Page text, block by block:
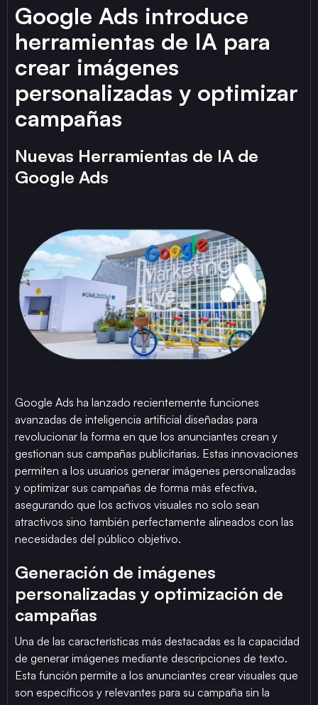
Google Ads introduce
herramientas de IA para
crear imágenes
personalizadas y optimizar
campañas
Nuevas Herramientas de IA de
Google Ads
Google Ads ha lanzado recientemente funciones
avanzadas de inteligencia artificial diseñadas para
revolucionar la forma en que los anunciantes crean y
gestionan sus campañas publicitarias. Estas innovaciones
permiten a los usuarios generar imágenes personalizadas
y optimizar sus campañas de forma más efectiva,
asegurando que los activos visuales no solo sean
atractivos sino también perfectamente alineados con las
necesidades del público objetivo.
Generación de imágenes
personalizadas y optimización de
campañas
Una de las características más destacadas es la capacidad
de generar imágenes mediante descripciones de texto.
Esta función permite a los anunciantes crear visuales que
son específicos y relevantes para su campaña sin la